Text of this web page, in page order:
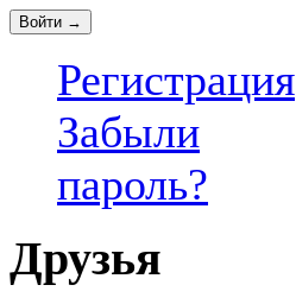
Регистрация
Забыли
пароль?
Друзья